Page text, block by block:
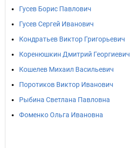
Гусев Борис Павлович
Гусев Сергей Иванович
Кондратьев Виктор Григорьевич
Коренюшкин Дмитрий Георгиевич
Кошелев Михаил Васильевич
Поротиков Виктор Иванович
Рыбина Светлана Павловна
Фоменко Ольга Ивановна